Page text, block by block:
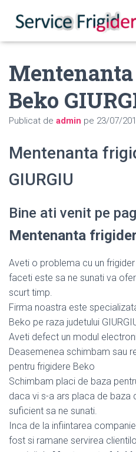
Beko
Publicat de admin pe 23/07/
Mentenanta
GIURGIU
Bine ati venit pe
Mentenanta
Aveti o problema cu un
faceti este sa ne sunati va
scurt timp.
Firma noastra este
Beko pe raza judetului
Aveti defect un modul
Deasemenea schimbam sau
pentru frigidere Beko
Schimbam placi de baza
daca vi s-a ars placa de baza
suficient sa ne sunati.
Inca de la infiintarea
fost si ramane servirea